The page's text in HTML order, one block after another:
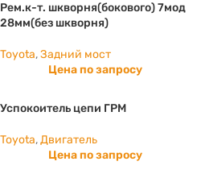
Рем.к-т. шкворня(бокового) 7мод
28мм(без шкворня)
Toyota,Задний мост
Цена по запросу
Успокоитель цепи ГРМ
Toyota,Двигатель
Цена по запросу